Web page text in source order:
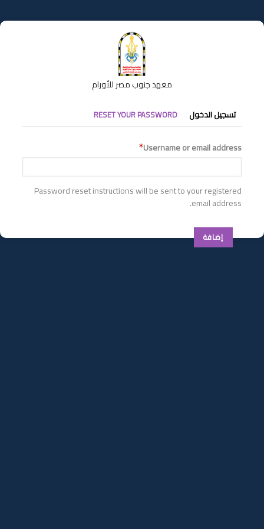
إلى
المحتوى
معهد جنوب مصر للأورام
التبويبات
الأساسية
تسجيل الدخول RESET YOUR PASSWORD
Username or email address
Password reset instructions will be sent to your registered
email address.